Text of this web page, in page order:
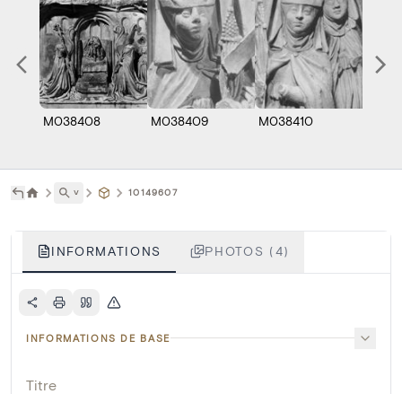
M038408 M038409 M038410
˅ 10149607
INFORMATIONS PHOTOS (4)
INFORMATIONS DE BASE
Titre